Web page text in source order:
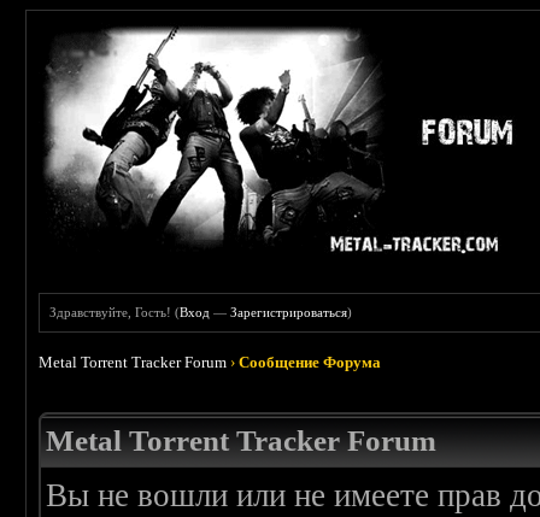
Здравствуйте, Гость! (Вход —Зарегистрироваться)
Metal Torrent Tracker Forum ›Сообщение Форума
Metal Torrent Tracker Forum
Вы не вошли или не имеете прав